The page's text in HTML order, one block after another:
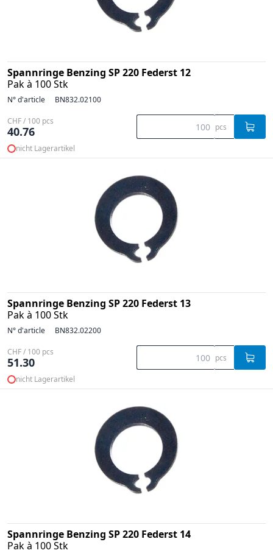
Spannringe Benzing SP 220 Federst 12
Pak à 100 Stk
N° d'article BN832.02100
CHF / 100 pcs
40.76 pcs
nicht Lagerartikel
Spannringe Benzing SP 220 Federst 13
Pak à 100 Stk
N° d'article BN832.02200
CHF / 100 pcs
51.30 pcs
nicht Lagerartikel
Spannringe Benzing SP 220 Federst 14
Pak à 100 Stk